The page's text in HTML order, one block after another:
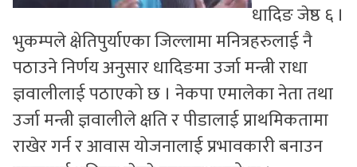
धादिङ जेष्ठ ६ ।
भुकम्पले क्षेतिपुर्याएका जिल्लामा मनित्रहरुलाई नै
पठाउने निर्णय अनुसार धादिङमा उर्जा मन्त्री राधा
ज्ञवालीलाई पठाएको छ । नेकपा एमालेका नेता तथा
उर्जा मन्त्री ज्ञवालीले क्षति र पीडालाई प्राथमिकतामा
राखेर गर्न र आवास योजनालाई प्रभावकारी बनाउन